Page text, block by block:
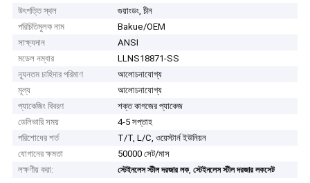
উৎপত্তি স্থল
গুয়াংডং, চীন
পরিচিতিমুলক নাম
Bakue/OEM
সাক্ষ্যদান
ANSI
মডেল নম্বার
LLNS18871-SS
ন্যূনতম চাহিদার পরিমাণ
আলোচনাযোগ্য
মূল্য
আলোচনাযোগ্য
প্যাকেজিং বিবরণ
শক্ত কাগজের প্যাকেজ
ডেলিভারি সময়
4-5 সপ্তাহ
পরিশোধের শর্ত
T/T, L/C, ওয়েস্টার্ন ইউনিয়ন
যোগানের ক্ষমতা
50000 সেট/মাস
লক্ষণীয় করা:
স্টেইনলেস স্টীল দরজার লক,স্টেইনলেস স্টীল দরজার লকসেট